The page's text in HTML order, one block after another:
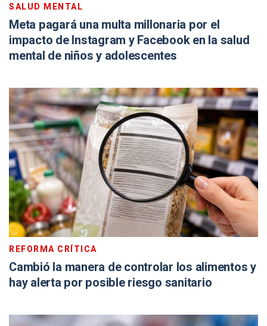
SALUD MENTAL
Meta pagará una multa millonaria por el
impacto de Instagram y Facebook en la salud
mental de niños y adolescentes
REFORMA CRÍTICA
Cambió la manera de controlar los alimentos y
hay alerta por posible riesgo sanitario